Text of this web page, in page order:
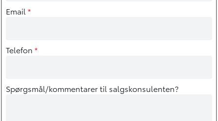
Email *
Telefon *
Spørgsmål/kommentarer til salgskonsulenten?